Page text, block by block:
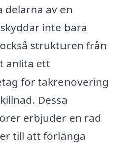
delarna av en
inte bara
strukturen från
anlita ett
för takrenovering
Dessa
erbjuder en rad
till att förlänga